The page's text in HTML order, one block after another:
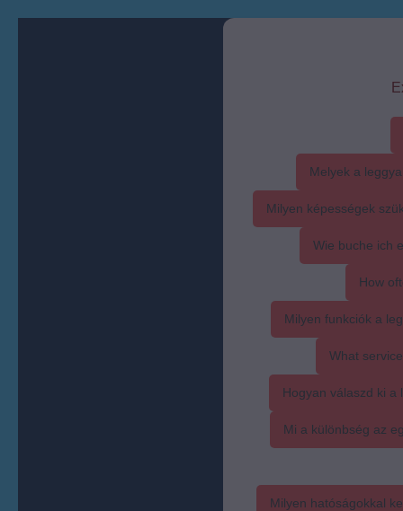
Melyek a
Milyen képességek
Wie buche ich
How
Milyen funkciók a
What
Hogyan válaszd ki a
Mi a különbség az
Milyen hatóságokkal